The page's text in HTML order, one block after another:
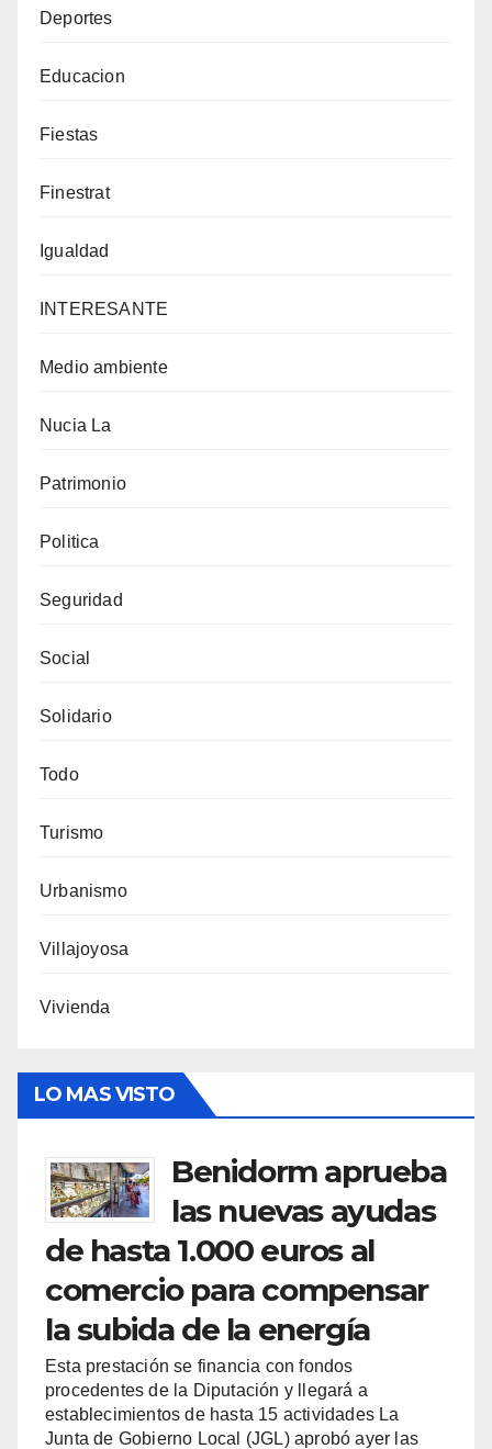
Deportes
Educacion
Fiestas
Finestrat
Igualdad
INTERESANTE
Medio ambiente
Nucia La
Patrimonio
Politica
Seguridad
Social
Solidario
Todo
Turismo
Urbanismo
Villajoyosa
Vivienda
LO MAS VISTO
Benidorm aprueba
las nuevas ayudas
de hasta 1.000 euros al
comercio para compensar
la subida de la energía
Esta prestación se financia con fondos
procedentes de la Diputación y llegará a
establecimientos de hasta 15 actividades La
Junta de Gobierno Local (JGL) aprobó ayer las